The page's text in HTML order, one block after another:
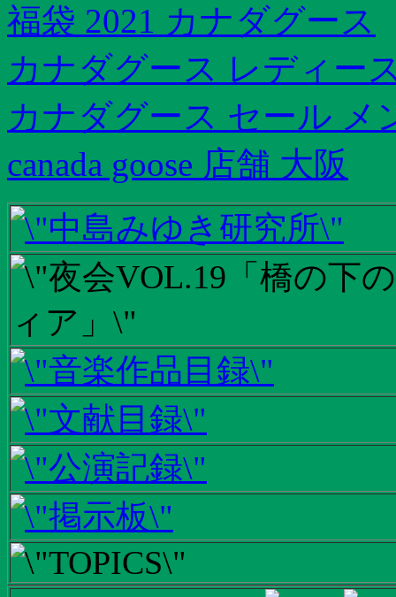
福袋 2021 カナダグース
カナダグース レディー
カナダグース セール メ
canada goose 店舗 大阪